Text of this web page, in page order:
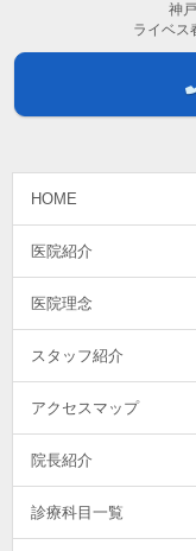
神
ライベス
HOME
医院紹介
医院理念
スタッフ紹介
アクセスマップ
院長紹介
診療科目一覧